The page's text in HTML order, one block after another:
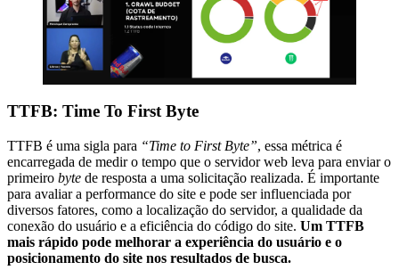
TTFB: Time To First Byte
TTFB é uma sigla para “Time to First Byte”, essa métrica é
encarregada de medir o tempo que o servidor web leva para enviar o
primeiro byte de resposta a uma solicitação realizada. É importante
para avaliar a performance do site e pode ser influenciada por
diversos fatores, como a localização do servidor, a qualidade da
conexão do usuário e a eficiência do código do site. Um TTFB
mais rápido pode melhorar a experiência do usuário e o
posicionamento do site nos resultados de busca.